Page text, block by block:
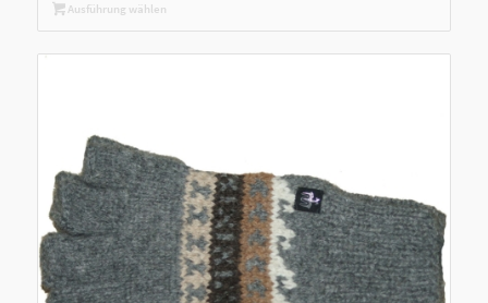
Ausführung wählen